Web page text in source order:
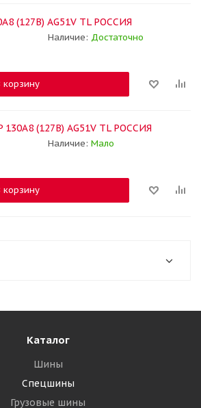
(127B) AG51V TL РОССИЯ
Наличие: Достаточно
корзину
(127B) AG51V TL РОССИЯ
Наличие: Мало
корзину
Каталог
Шины
Спецшины
Грузовые шины